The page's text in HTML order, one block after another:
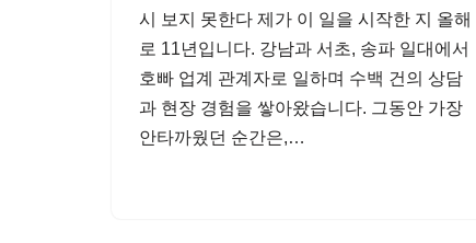
시 보지 못한다 제가 이 일을 시작한 지 올해
로 11년입니다. 강남과 서초, 송파 일대에서
호빠 업계 관계자로 일하며 수백 건의 상담
과 현장 경험을 쌓아왔습니다. 그동안 가장
안타까웠던 순간은,…